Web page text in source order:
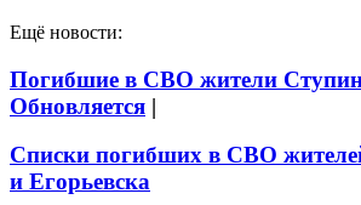
Ещё новости:
Погибшие в СВО жители
Обновляется |
Списки погибших в СВО
и Егорьевска